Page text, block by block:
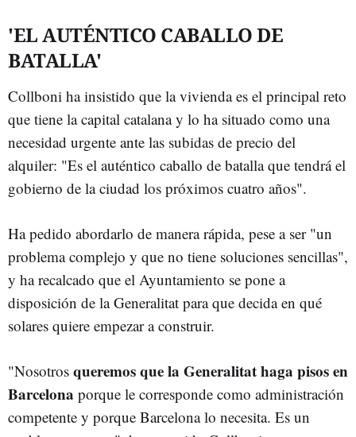
'EL AUTÉNTICO CABALLO DE
BATALLA'
Collboni ha insistido que la vivienda es el principal reto
que tiene la capital catalana y lo ha situado como una
necesidad urgente ante las subidas de precio del
alquiler: "Es el auténtico caballo de batalla que tendrá el
gobierno de la ciudad los próximos cuatro años".
Ha pedido abordarlo de manera rápida, pese a ser "un
problema complejo y que no tiene soluciones sencillas",
y ha recalcado que el Ayuntamiento se pone a
disposición de la Generalitat para que decida en qué
solares quiere empezar a construir.
"Nosotros queremos que la Generalitat haga pisos en
Barcelona porque le corresponde como administración
competente y porque Barcelona lo necesita. Es un